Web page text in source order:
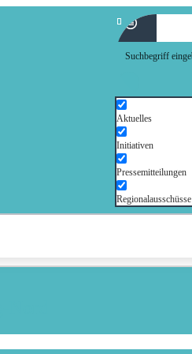
Aktuelles
Initiativen
Pressemitteilungen
Regionalausschüsse